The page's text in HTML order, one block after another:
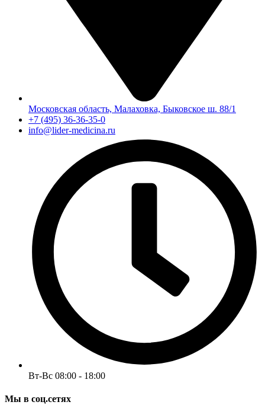
Московская область, Малаховка, Быковское ш. 88/1
+7 (495) 36-36-35-0
info@lider-medicina.ru
Вт-Вс 08:00 - 18:00
Мы в соц.сетях